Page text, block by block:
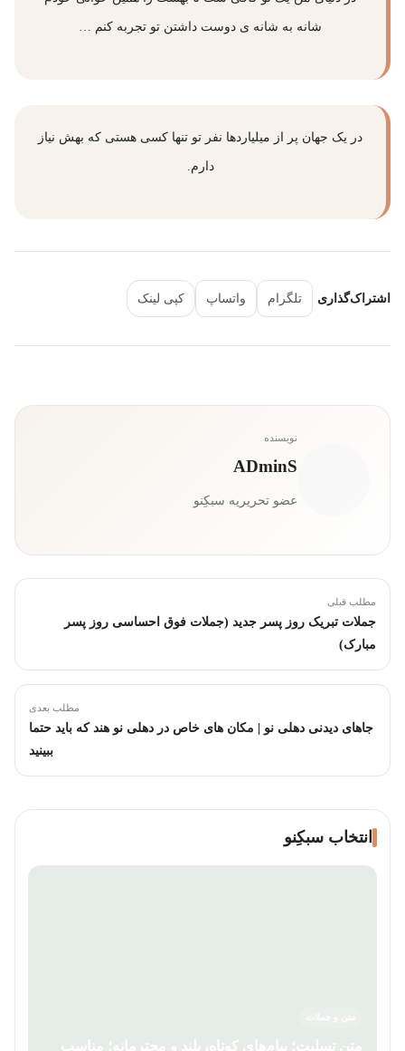
شانه به شانه ی دوست داشتن تو تجربه کنم …
در یک جهان پر از میلیاردها نفر تو تنها کسی هستی که بهش نیاز
دارم.
اشتراک‌گذاری تلگرام واتساپ کپی لینک
نویسنده
ADminS
عضو تحریریه سبکِنو
مطلب قبلی
جملات تبریک روز پسر جدید (جملات فوق احساسی روز پسر
مبارک)
مطلب بعدی
جاهای دیدنی دهلی نو | مکان های خاص در دهلی نو هند که باید حتما
ببینید
انتخاب سبکِنو
متن تسلیت؛ پیام‌های کوتاه، بلند و محترمانه؛ مناسب